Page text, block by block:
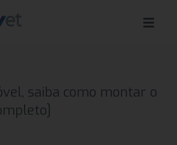
saiba como montar o